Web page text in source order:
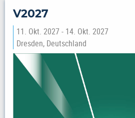
V2027
11. Okt. 2027 - 14. Okt. 2027
Dresden, Deutschland